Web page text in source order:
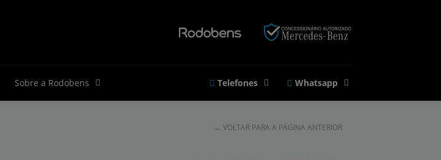
Sobre a Rodobens Telefones Whatsapp
← VOLTAR PARA A PÁGINA ANTERIOR